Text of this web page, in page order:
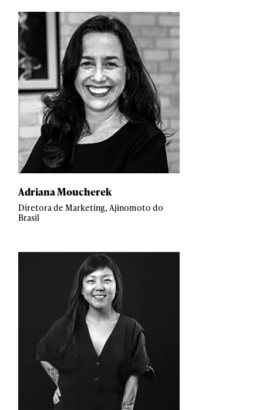
Adriana Moucherek
Diretora de Marketing, Ajinomoto do
Brasil